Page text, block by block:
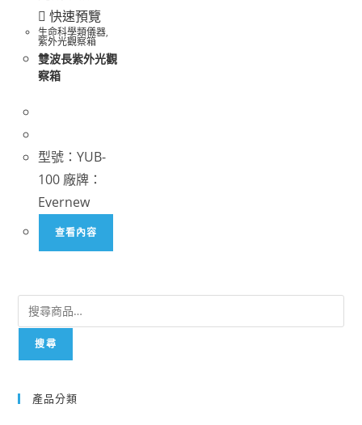
快速預覽
生命科學類儀器,
紫外光觀察箱
雙波長紫外光觀
察箱
型號：YUB-
100 廠牌：
Evernew
查看內容
搜尋
產品分類